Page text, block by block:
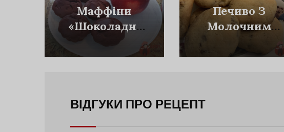
Маффіни
«Шоколадні
Пагорби»
Печиво З
Молочним
Шоколадом
ВІДГУКИ ПРО РЕЦЕПТ